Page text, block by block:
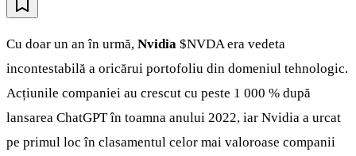
Cu doar un an în urmă, Nvidia $NVDAera vedeta
incontestabilă a oricărui portofoliu din domeniul tehnologic.
Acțiunile companiei au crescut cu peste 1 000 % după
lansarea ChatGPT în toamna anului 2022, iar Nvidia a urcat
pe primul loc în clasamentul celor mai valoroase companii